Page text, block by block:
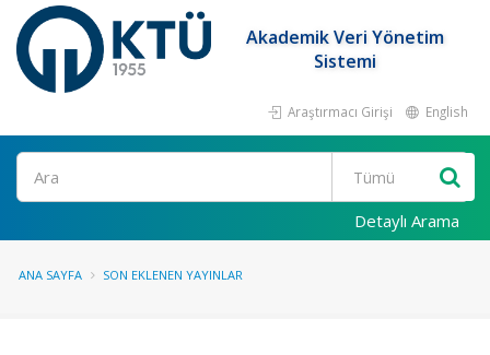
Akademik Veri Yönetim
Sistemi
Araştırmacı Girişi English
Ara
Detaylı Arama
ANA SAYFA SON EKLENEN YAYINLAR